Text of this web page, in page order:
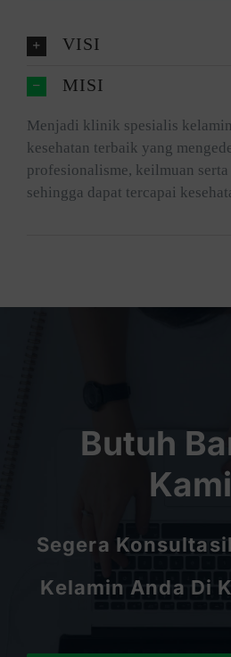
VISI
MISI
Menjadi klinik spesialis
kesehatan terbaik yang
profesionalisme, keilmuan
sehingga dapat tercapai
Butuh
Segera
Kelamin Anda Di